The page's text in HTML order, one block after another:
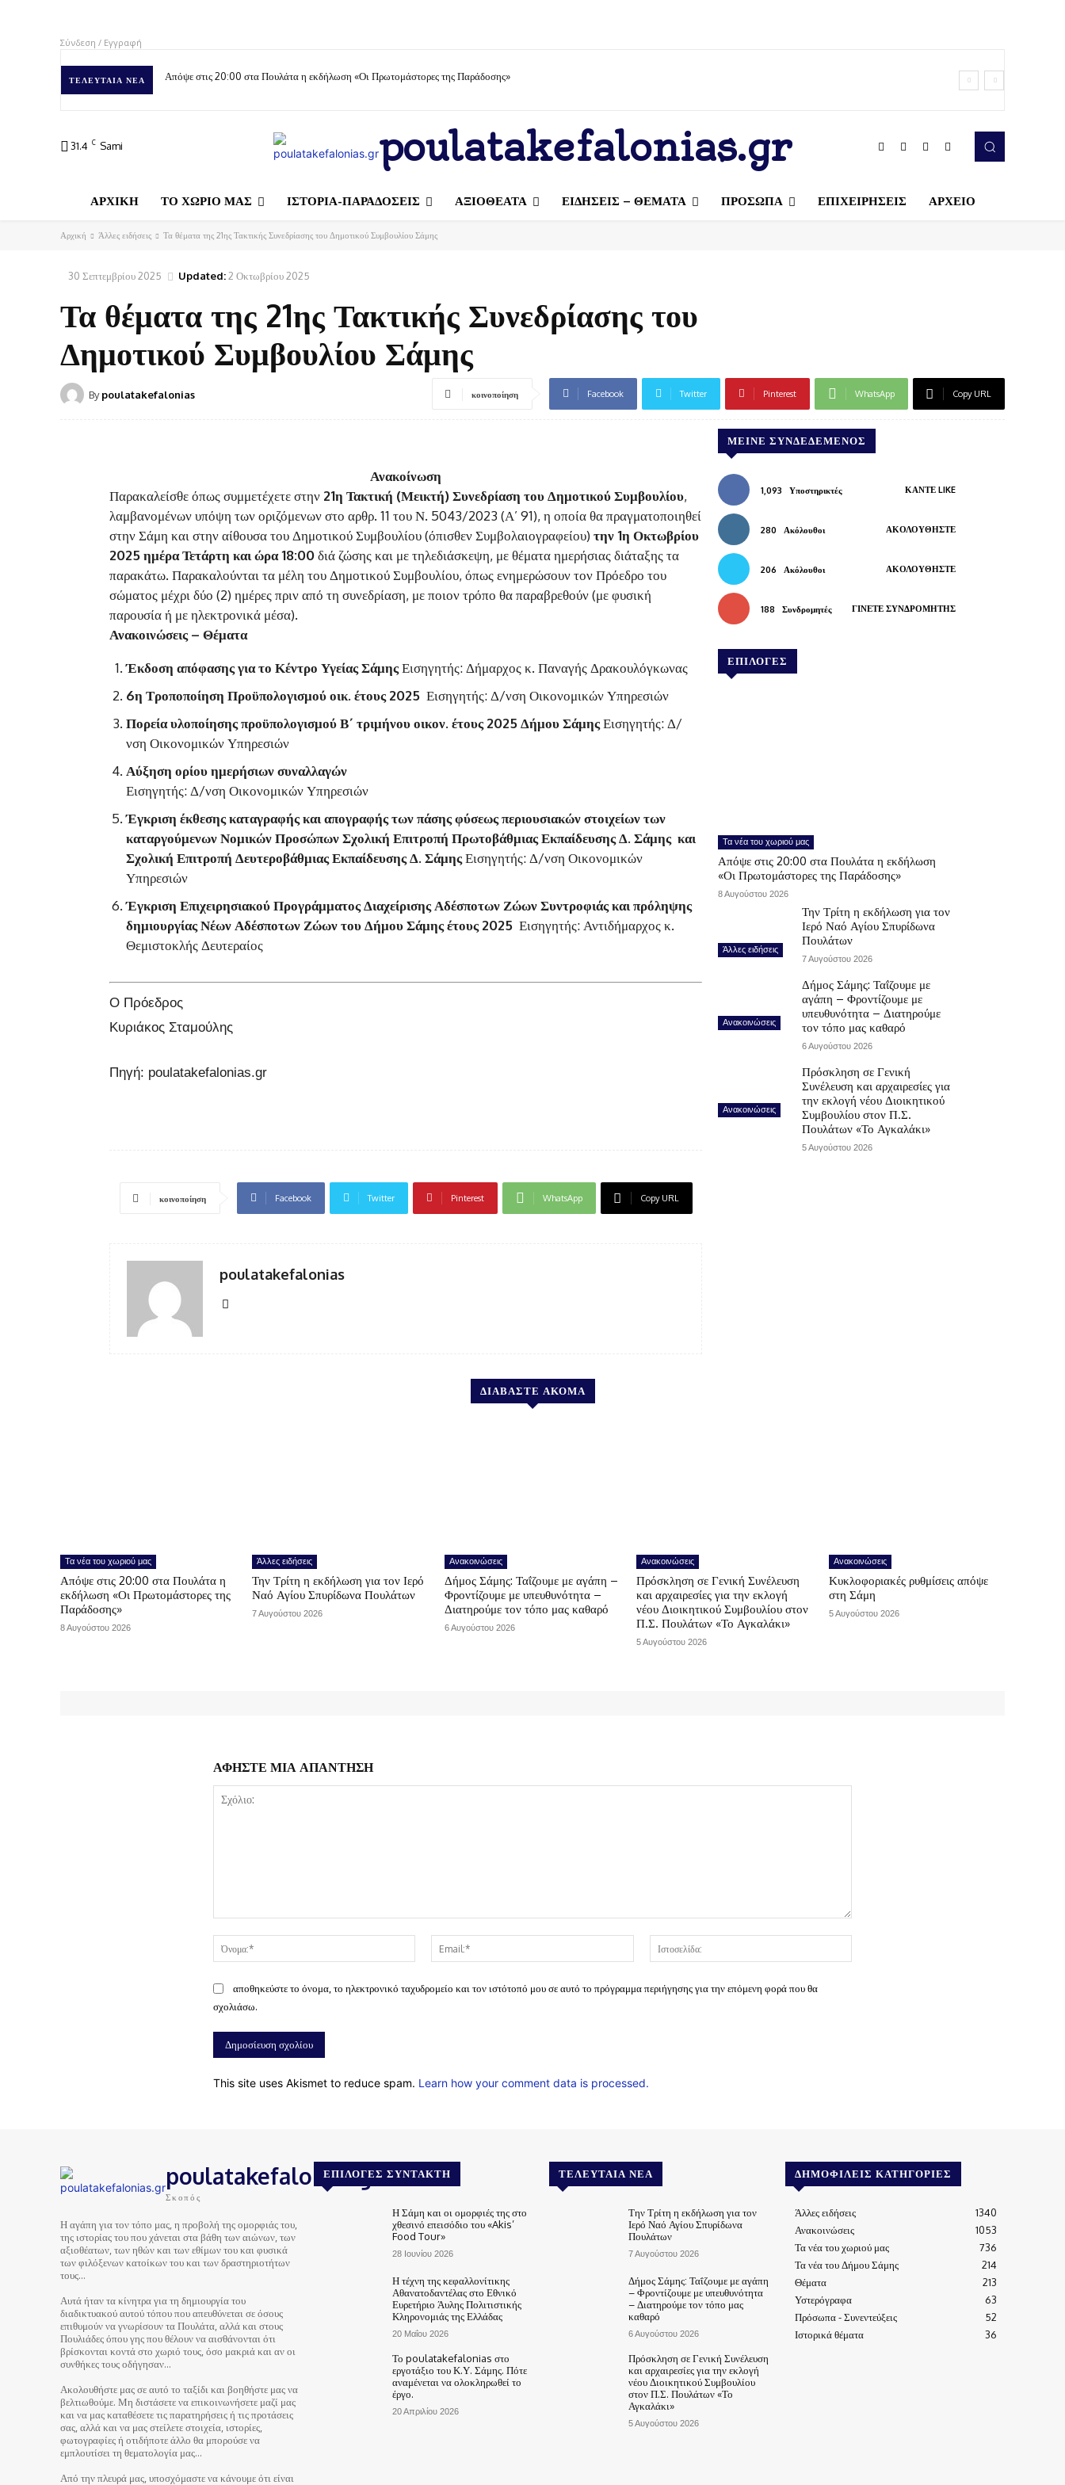
Σύνδεση / Εγγραφή
ΤΕΛΕΥΤΑΊΑ ΝΈΑ Απόψε στις 20:00 στα Πουλάτα η εκδήλωση «Οι Πρωτομάστορες της Παράδοσης»
31.4 C Sami poulatakefalonias.gr
ΑΡΧΙΚΗ ΤΟ ΧΩΡΙΟ ΜΑΣ ΙΣΤΟΡΙΑ-ΠΑΡΑΔΟΣΕΙΣ ΑΞΙΟΘΕΑΤΑ ΕΙΔΗΣΕΙΣ – ΘΕΜΑΤΑ ΠΡΟΣΩΠΑ ΕΠΙΧΕΙΡΗΣΕΙΣ ΑΡΧΕΙΟ
Αρχική Άλλες ειδήσεις Τα θέματα της 21ης Τακτικής Συνεδρίασης του Δημοτικού Συμβουλίου Σάμης
30 Σεπτεμβρίου 2025 Updated:2 Οκτωβρίου 2025
Τα θέματα της 21ης Τακτικής Συνεδρίασης του
Δημοτικού Συμβουλίου Σάμης
By poulatakefalonias κοινοποίηση Facebook Twitter Pinterest WhatsApp Copy URL
Ανακοίνωση
Παρακαλείσθε όπως συμμετέχετε στην 21η Τακτική (Μεικτή) Συνεδρίαση του Δημοτικού Συμβουλίου,
λαμβανομένων υπόψη των οριζόμενων στο αρθρ. 11 του Ν. 5043/2023 (Α’ 91), η οποία θα πραγματοποιηθεί
στην Σάμη και στην αίθουσα του Δημοτικού Συμβουλίου (όπισθεν Συμβολαιογραφείου) την 1η Οκτωβρίου
2025 ημέρα Τετάρτη και ώρα 18:00διά ζώσης και με τηλεδιάσκεψη, με θέματα ημερήσιας διάταξης τα
παρακάτω. Παρακαλούνται τα μέλη του Δημοτικού Συμβουλίου, όπως ενημερώσουν τον Πρόεδρο του
σώματος μέχρι δύο (2) ημέρες πριν από τη συνεδρίαση, με ποιον τρόπο θα παραβρεθούν (με φυσική
παρουσία ή με ηλεκτρονικά μέσα).
Ανακοινώσεις – Θέματα
Έκδοση απόφασης για το Κέντρο Υγείας ΣάμηςΕισηγητής: Δήμαρχος κ. Παναγής Δρακουλόγκωνας
6η Τροποποίηση Προϋπολογισμού οικ. έτους 2025 Εισηγητής: Δ/νση Οικονομικών Υπηρεσιών
Πορεία υλοποίησης προϋπολογισμού Β΄ τριμήνου οικον. έτους 2025 Δήμου ΣάμηςΕισηγητής: Δ/
νση Οικονομικών Υπηρεσιών
Αύξηση ορίου ημερήσιων συναλλαγών
Εισηγητής: Δ/νση Οικονομικών Υπηρεσιών
Έγκριση έκθεσης καταγραφής και απογραφής των πάσης φύσεως περιουσιακών στοιχείων των
καταργούμενων Νομικών Προσώπων Σχολική Επιτροπή Πρωτοβάθμιας Εκπαίδευσης Δ. Σάμης και
Σχολική Επιτροπή Δευτεροβάθμιας Εκπαίδευσης Δ. ΣάμηςΕισηγητής: Δ/νση Οικονομικών
Υπηρεσιών
Έγκριση Επιχειρησιακού Προγράμματος Διαχείρισης Αδέσποτων Ζώων Συντροφιάς και πρόληψης
δημιουργίας Νέων Αδέσποτων Ζώων του Δήμου Σάμης έτους 2025 Εισηγητής: Αντιδήμαρχος κ.
Θεμιστοκλής Δευτεραίος
Ο Πρόεδρος
Κυριάκος Σταμούλης
Πηγή: poulatakefalonias.gr
κοινοποίηση Facebook Twitter Pinterest WhatsApp Copy URL
poulatakefalonias
ΜΕΊΝΕ ΣΥΝΔΕΔΕΜΈΝΟΣ
1,093 Υποστηρικτές ΚΆΝΤΕ LIKE
280 Ακόλουθοι ΑΚΟΛΟΥΘΉΣΤΕ
206 Ακόλουθοι ΑΚΟΛΟΥΘΉΣΤΕ
188 Συνδρομητές ΓΊΝΕΤΕ ΣΥΝΔΡΟΜΗΤΉΣ
ΕΠΙΛΟΓΕΣ
Τα νέα του χωριού μας
Απόψε στις 20:00 στα Πουλάτα η εκδήλωση
«Οι Πρωτομάστορες της Παράδοσης»
8 Αυγούστου 2026
Άλλες ειδήσεις
Την Τρίτη η εκδήλωση για τον
Ιερό Ναό Αγίου Σπυρίδωνα
Πουλάτων
7 Αυγούστου 2026
Ανακοινώσεις
Δήμος Σάμης: Ταΐζουμε με
αγάπη – Φροντίζουμε με
υπευθυνότητα – Διατηρούμε
τον τόπο μας καθαρό
6 Αυγούστου 2026
Ανακοινώσεις
Πρόσκληση σε Γενική
Συνέλευση και αρχαιρεσίες για
την εκλογή νέου Διοικητικού
Συμβουλίου στον Π.Σ.
Πουλάτων «Το Αγκαλάκι»
5 Αυγούστου 2026
ΔΙΑΒΑΣΤΕ ΑΚΟΜΑ
Τα νέα του χωριού μας
Απόψε στις 20:00 στα Πουλάτα η
εκδήλωση «Οι Πρωτομάστορες της
Παράδοσης»
8 Αυγούστου 2026
Άλλες ειδήσεις
Την Τρίτη η εκδήλωση για τον Ιερό
Ναό Αγίου Σπυρίδωνα Πουλάτων
7 Αυγούστου 2026
Ανακοινώσεις
Δήμος Σάμης: Ταΐζουμε με αγάπη –
Φροντίζουμε με υπευθυνότητα –
Διατηρούμε τον τόπο μας καθαρό
6 Αυγούστου 2026
Ανακοινώσεις
Πρόσκληση σε Γενική Συνέλευση
και αρχαιρεσίες για την εκλογή
νέου Διοικητικού Συμβουλίου στον
Π.Σ. Πουλάτων «Το Αγκαλάκι»
5 Αυγούστου 2026
Ανακοινώσεις
Κυκλοφοριακές ρυθμίσεις απόψε
στη Σάμη
5 Αυγούστου 2026
ΑΦΗΣΤΕ ΜΙΑ ΑΠΑΝΤΗΣΗ
Όνομα:*
Email:*
αποθηκεύστε το όνομα, το ηλεκτρονικό ταχυδρομείο και τον ιστότοπό μου σε αυτό το πρόγραμμα περιήγησης για την επόμενη φορά που θα
σχολιάσω.
This site uses Akismet to reduce spam. Learn how your comment data is processed.
poulatakefalonias.gr
Σκοπός
Η αγάπη για τον τόπο μας, η προβολή της ομορφιάς του,
της ιστορίας του που χάνεται στα βάθη των αιώνων, των
αξιοθέατων, των ηθών και των εθίμων του και φυσικά
των φιλόξενων κατοίκων του και των δραστηριοτήτων
τους…
Αυτά ήταν τα κίνητρα για τη δημιουργία του
διαδικτυακού αυτού τόπου που απευθύνεται σε όσους
επιθυμούν να γνωρίσουν τα Πουλάτα, αλλά και στους
Πουλιάδες όπου γης που θέλουν να αισθάνονται ότι
βρίσκονται κοντά στο χωριό τους, όσο μακριά και αν οι
συνθήκες τους οδήγησαν…
Ακολουθήστε μας σε αυτό το ταξίδι και βοηθήστε μας να
βελτιωθούμε. Μη διστάσετε να επικοινωνήσετε μαζί μας
και να μας καταθέσετε τις παρατηρήσεις ή τις προτάσεις
σας, αλλά και να μας στείλετε στοιχεία, ιστορίες,
φωτογραφίες ή οτιδήποτε άλλο θα μπορούσε να
εμπλουτίσει τη θεματολογία μας…
Από την πλευρά μας, υποσχόμαστε να κάνουμε ότι είναι
ΕΠΙΛΟΓΈΣ ΣΥΝΤΆΚΤΗ
Η Σάμη και οι ομορφιές της στο
χθεσινό επεισόδιο του «Akis’
Food Tour»
28 Ιουνίου 2026
Η τέχνη της κεφαλλονίτικης
Αθανατοδαντέλας στο Εθνικό
Ευρετήριο Άυλης Πολιτιστικής
Κληρονομιάς της Ελλάδας
20 Μαΐου 2026
Το poulatakefalonias στο
εργοτάξιο του Κ.Υ. Σάμης. Πότε
αναμένεται να ολοκληρωθεί το
έργο.
20 Απριλίου 2026
ΤΕΛΕΥΤΑΊΑ ΝΈΑ
Την Τρίτη η εκδήλωση για τον
Ιερό Ναό Αγίου Σπυρίδωνα
Πουλάτων
7 Αυγούστου 2026
Δήμος Σάμης: Ταΐζουμε με αγάπη
– Φροντίζουμε με υπευθυνότητα
– Διατηρούμε τον τόπο μας
καθαρό
6 Αυγούστου 2026
Πρόσκληση σε Γενική Συνέλευση
και αρχαιρεσίες για την εκλογή
νέου Διοικητικού Συμβουλίου
στον Π.Σ. Πουλάτων «Το
Αγκαλάκι»
5 Αυγούστου 2026
ΔΗΜΟΦΙΛΕΊΣ ΚΑΤΗΓΟΡΊΕΣ
Άλλες ειδήσεις
1340
Ανακοινώσεις
1053
Τα νέα του χωριού μας
736
Τα νέα του Δήμου Σάμης
214
Θέματα
213
Υστερόγραφα
63
Πρόσωπα - Συνεντεύξεις
52
Ιστορικά θέματα
36